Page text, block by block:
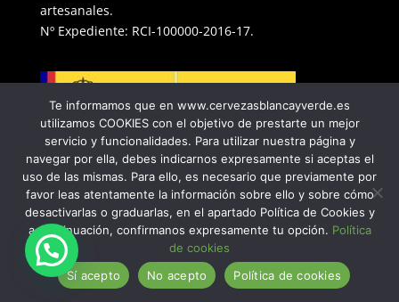
artesanales.
Nº Expediente: RCI-100000-2016-17.
Blanca y Verde 2022 | Diseñado por
Marketing
Te informamos que en www.cervezasblancayverde.es
utilizamos COOKIES con el objetivo de prestarte un mejor
servicio y funcionalidades. Para utilizar nuestra página y
navegar por ella, debes indicarnos expresamente si aceptas el
uso de las mismas. Para ello, es necesario que previamente por
favor leas atentamente la información sobre ello y sobre cómo
desactivarlas o graduarlas, en el apartado Política de Cookies y
a continuación, confirmanos expresamente tu opción. Política
de cookies
Sí acepto
No acepto Política de cookies